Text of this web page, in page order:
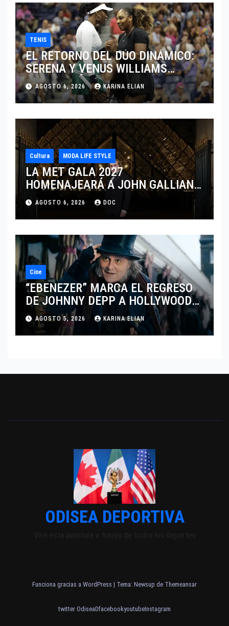
TENIS
EL RETORNO DEL DÚO DINÁMICO:
SERENA Y VENUS WILLIAMS
DISPUTARÁN LOS DOBLES EN
CINCINNATI 2026
AGOSTO 6, 2026 KARINA ELIAN
Cultura MODA LIFE STYLE
LA MET GALA 2027
HOMENAJEARÁ A JOHN GALLIANO
MARCANDO EL REGRESO DEL REY
DEL DRAMATISMO
AGOSTO 6, 2026 DOC
Cine
“EBENEZER” MARCA EL REGRESO
DE JOHNNY DEPP A HOLLYWOOD
TRAS SU PASO POR EL CINE
INDEPENDIENTE EUROPEO
AGOSTO 5, 2026 KARINA ELIAN
ODISEA DEPORTIVA
Vive esta aventura a través de todos los deportes
Funciona gracias a WordPress | Tema: Newsup de Themeansar
twitter OdiseaDfacebookyoutubeInstagram